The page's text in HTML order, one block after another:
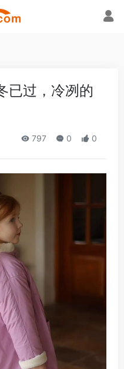
已过，冷冽的
797 0 0